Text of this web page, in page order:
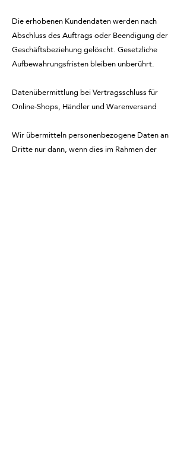
Die erhobenen Kundendaten werden nach
Abschluss des Auftrags oder Beendigung der
Geschäftsbeziehung gelöscht. Gesetzliche
Aufbewahrungsfristen bleiben unberührt.
Datenübermittlung bei Vertragsschluss für
Online-Shops, Händler und Warenversand
Wir übermitteln personenbezogene Daten an
Dritte nur dann, wenn dies im Rahmen der